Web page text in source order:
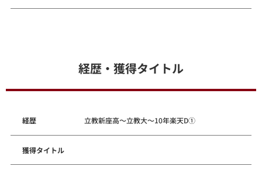
経歴・獲得タイトル
経歴 立教新座高～立教大～10年楽天D①
獲得タイトル